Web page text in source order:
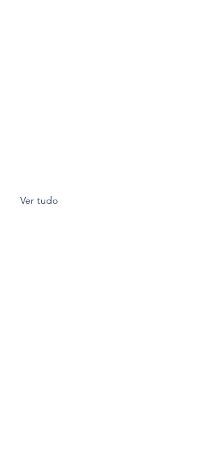
Ver tudo